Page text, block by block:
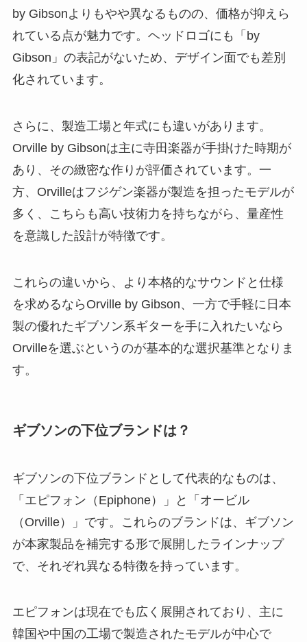
by Gibsonよりもやや異なるものの、価格が抑えら
れている点が魅力です。ヘッドロゴにも「by
Gibson」の表記がないため、デザイン面でも差別
化されています。
さらに、製造工場と年式にも違いがあります。
Orville by Gibsonは主に寺田楽器が手掛けた時期が
あり、その緻密な作りが評価されています。一
方、Orvilleはフジゲン楽器が製造を担ったモデルが
多く、こちらも高い技術力を持ちながら、量産性
を意識した設計が特徴です。
これらの違いから、より本格的なサウンドと仕様
を求めるならOrville by Gibson、一方で手軽に日本
製の優れたギブソン系ギターを手に入れたいなら
Orvilleを選ぶというのが基本的な選択基準となりま
す。
ギブソンの下位ブランドは？
ギブソンの下位ブランドとして代表的なものは、
「エピフォン（Epiphone）」と「オービル
（Orville）」です。これらのブランドは、ギブソン
が本家製品を補完する形で展開したラインナップ
で、それぞれ異なる特徴を持っています。
エピフォンは現在でも広く展開されており、主に
韓国や中国の工場で製造されたモデルが中心で